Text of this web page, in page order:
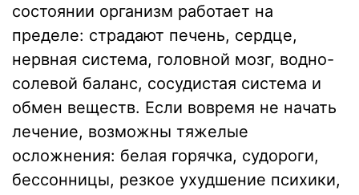
состоянии организм работает на
пределе: страдают печень, сердце,
нервная система, головной мозг, водно-
солевой баланс, сосудистая система и
обмен веществ. Если вовремя не начать
лечение, возможны тяжелые
осложнения: белая горячка, судороги,
бессонницы, резкое ухудшение психики,